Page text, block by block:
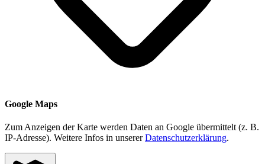
Google Maps
Zum Anzeigen der Karte werden Daten an Google übermittelt (z. B.
IP-Adresse). Weitere Infos in unsererDatenschutzerklärung.